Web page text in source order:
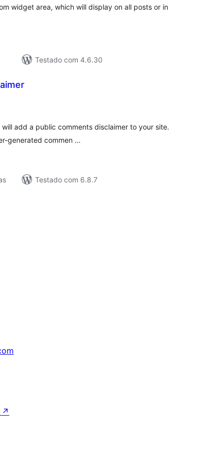
widget area, which will display on all posts or in
Testado com 4.6.30
add a public comments disclaimer to your site.
generated commen …
Testado com 6.8.7
↗